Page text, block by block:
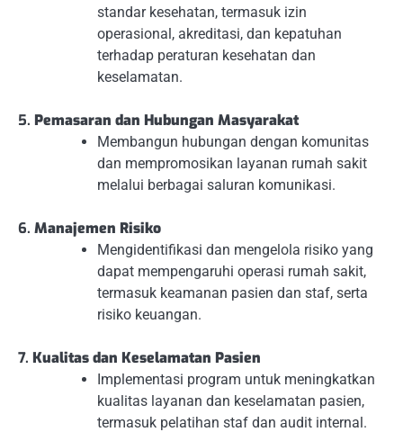
standar kesehatan, termasuk izin
operasional, akreditasi, dan kepatuhan
terhadap peraturan kesehatan dan
keselamatan.
5. Pemasaran dan Hubungan Masyarakat
Membangun hubungan dengan komunitas
dan mempromosikan layanan rumah sakit
melalui berbagai saluran komunikasi.
6. Manajemen Risiko
Mengidentifikasi dan mengelola risiko yang
dapat mempengaruhi operasi rumah sakit,
termasuk keamanan pasien dan staf, serta
risiko keuangan.
7. Kualitas dan Keselamatan Pasien
Implementasi program untuk meningkatkan
kualitas layanan dan keselamatan pasien,
termasuk pelatihan staf dan audit internal.